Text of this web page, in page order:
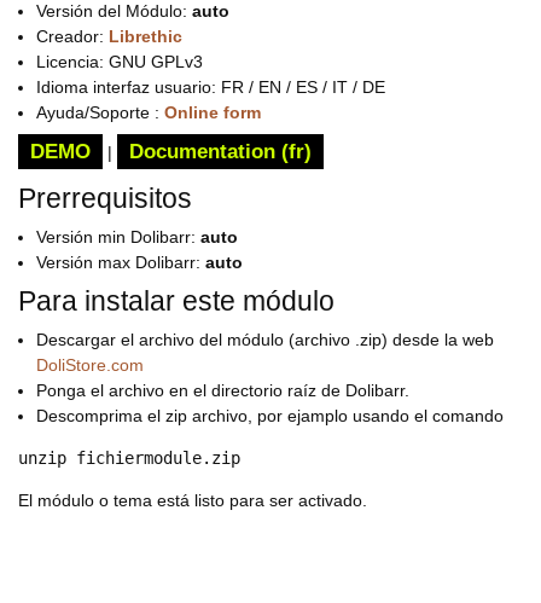
Versión del Módulo: auto
Creador: Librethic
Licencia: GNU GPLv3
Idioma interfaz usuario: FR / EN / ES / IT / DE
Ayuda/Soporte : Online form
DEMO | Documentation (fr)
Prerrequisitos
Versión min Dolibarr: auto
Versión max Dolibarr: auto
Para instalar este módulo
Descargar el archivo del módulo (archivo .zip) desde la web
DoliStore.com
Ponga el archivo en el directorio raíz de Dolibarr.
Descomprima el zip archivo, por ejamplo usando el comando
unzip fichiermodule.zip
El módulo o tema está listo para ser activado.